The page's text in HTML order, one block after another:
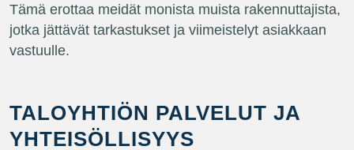
Tämä erottaa meidät monista muista rakennuttajista,
jotka jättävät tarkastukset ja viimeistelyt asiakkaan
vastuulle.
TALOYHTIÖN PALVELUT JA
YHTEISÖLLISYYS